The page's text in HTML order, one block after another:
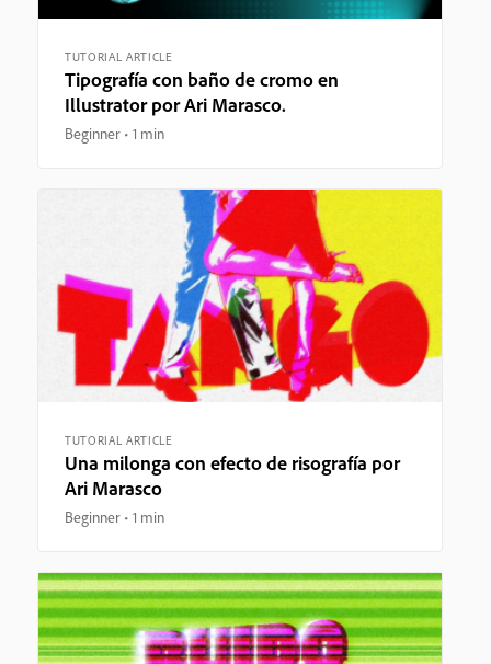
TUTORIAL ARTICLE
Tipografía con baño de cromo en
Illustrator por Ari Marasco.
Beginner 1 min
TUTORIAL ARTICLE
Una milonga con efecto de risografía por
Ari Marasco
Beginner 1 min